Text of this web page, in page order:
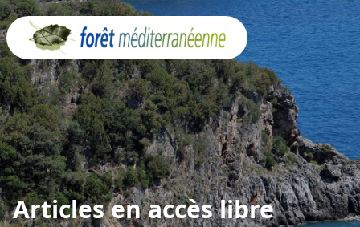
Articles en accès libre
Panneau de gestion des cookies